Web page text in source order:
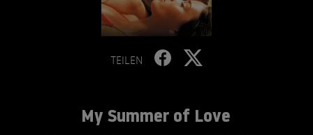
TEILEN
My Summer of Love